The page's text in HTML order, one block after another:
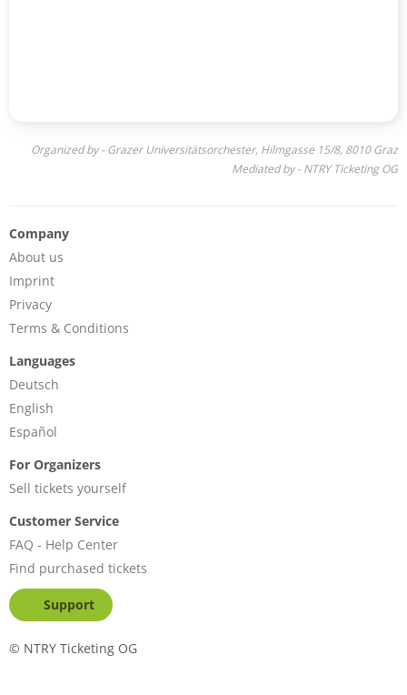
Organized by - Grazer Universitätsorchester, Hilmgasse 15/8, 8010 Graz
Mediated by - NTRY Ticketing OG
Company
About us
Imprint
Privacy
Terms & Conditions
Languages
Deutsch
English
Español
For Organizers
Sell tickets yourself
Customer Service
FAQ - Help Center
Find purchased tickets
Support
© NTRY Ticketing OG